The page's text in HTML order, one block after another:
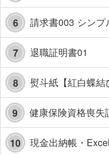
6 請求書003 シンプ
7 退職証明書01
8 熨斗紙【紅白蝶
9
10 現金出納帳・Excel